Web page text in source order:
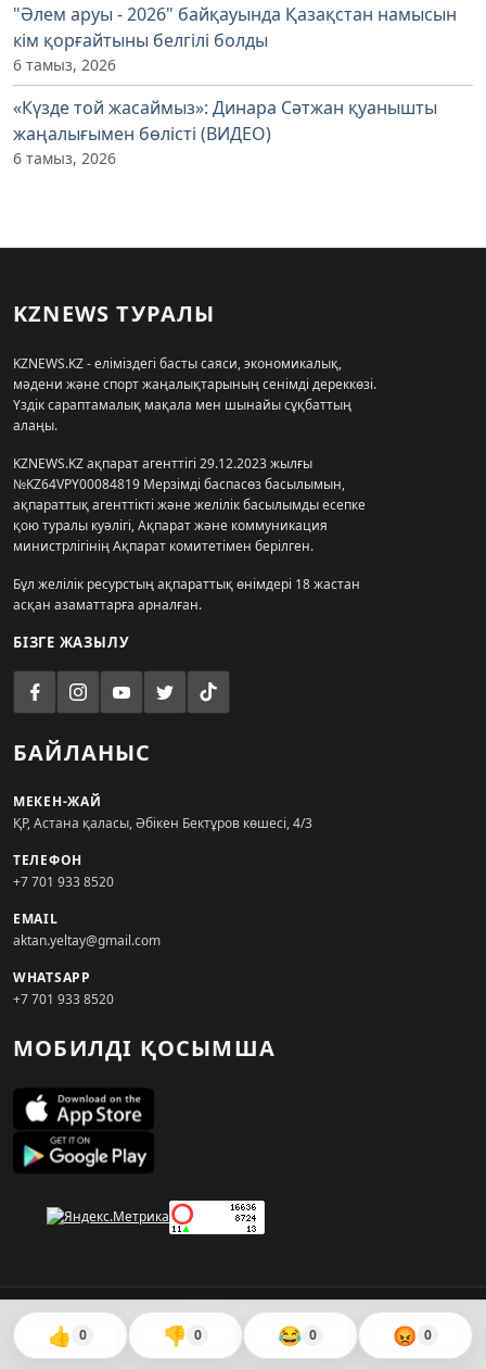
👍 0 👎 0 😂 0 😡 0
"Әлем аруы - 2026" байқауында Қазақстан намысын
кім қорғайтыны белгілі болды
6 тамыз, 2026
«Күзде той жасаймыз»: Динара Сәтжан қуанышты
жаңалығымен бөлісті (ВИДЕО)
6 тамыз, 2026
KZNEWS ТУРАЛЫ
KZNEWS.KZ - еліміздегі басты саяси, экономикалық,
мәдени және спорт жаңалықтарының сенімді дереккөзі.
Үздік сараптамалық мақала мен шынайы сұқбаттың
алаңы.
KZNEWS.KZ ақпарат агенттігі 29.12.2023 жылғы
№KZ64VPY00084819 Мерзімді баспасөз басылымын,
ақпараттық агенттікті және желілік басылымды есепке
қою туралы куәлігі, Ақпарат және коммуникация
министрлігінің Ақпарат комитетімен берілген.
Бұл желілік ресурстың ақпараттық өнімдері 18 жастан
асқан азаматтарға арналған.
БІЗГЕ ЖАЗЫЛУ
БАЙЛАНЫС
МЕКЕН-ЖАЙ
ҚР, Астана қаласы, Әбікен Бектұров көшесі, 4/3
ТЕЛЕФОН
+7 701 933 8520
EMAIL
aktan.yeltay@gmail.com
WHATSAPP
+7 701 933 8520
МОБИЛДІ ҚОСЫМША
© 2026. KZNEWS.KZ ақпарат агенттігі
Сайтты жасаған
WebAudit